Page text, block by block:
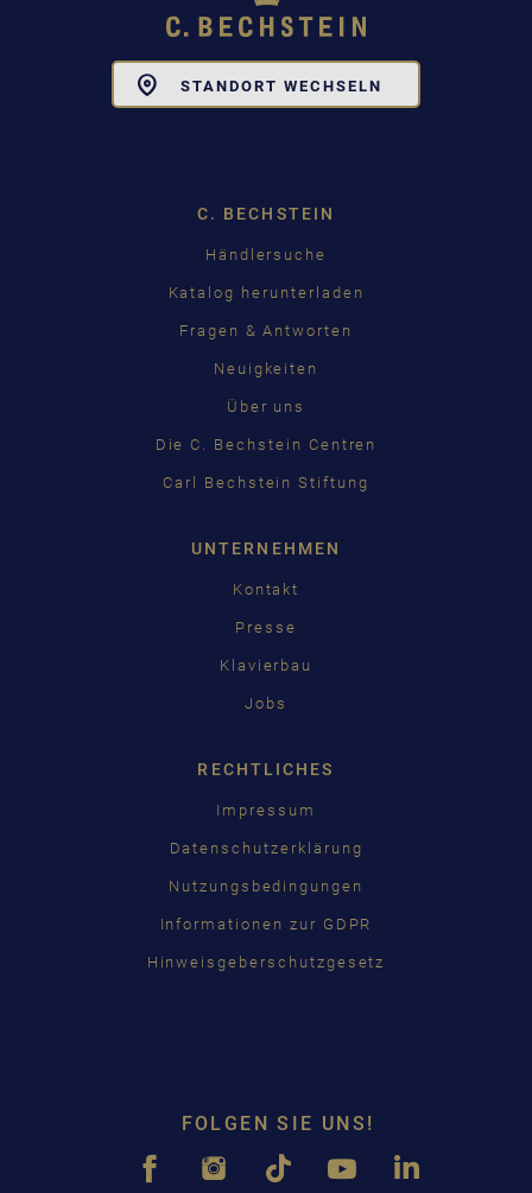
STANDORT WECHSELN
C. BECHSTEIN
Händlersuche
Katalog herunterladen
Fragen & Antworten
Neuigkeiten
Über uns
Die C. Bechstein Centren
Carl Bechstein Stiftung
UNTERNEHMEN
Kontakt
Presse
Klavierbau
Jobs
RECHTLICHES
Impressum
Datenschutzerklärung
Nutzungsbedingungen
Informationen zur GDPR
Hinweisgeberschutzgesetz
FOLGEN SIE UNS!